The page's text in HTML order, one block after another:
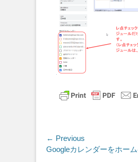
投
稿
← Previous
Previous
Googleカレンダーをホー